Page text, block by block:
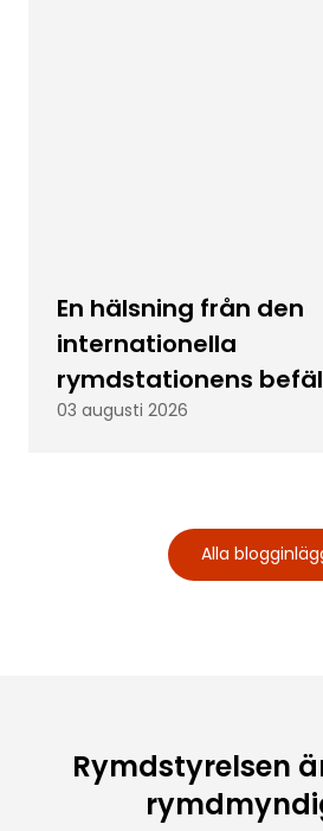
En hälsning från den
internationella
rymdstationens
03 augusti 2026
Alla
Rymdstyrelsen